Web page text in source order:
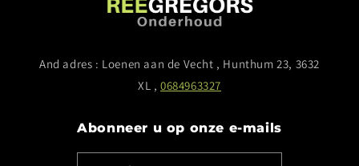
And adres : Loenen aan de Vecht , Hunthum 23, 3632
XL , 0684963327
Abonneer u op onze e-mails